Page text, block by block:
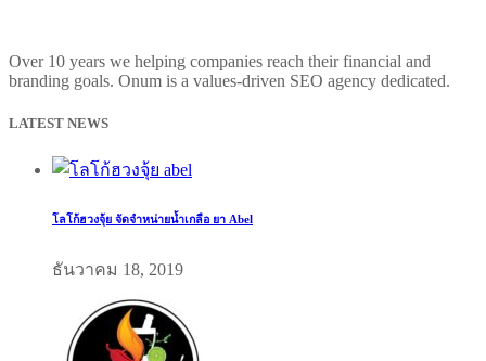
Over 10 years we helping companies reach their financial and
branding goals. Onum is a values-driven SEO agency dedicated.
LATEST NEWS
โลโก้ฮวงจุ้ย จัดจำหน่ายน้ำเกลือ ยา Abel
ธันวาคม 18, 2019